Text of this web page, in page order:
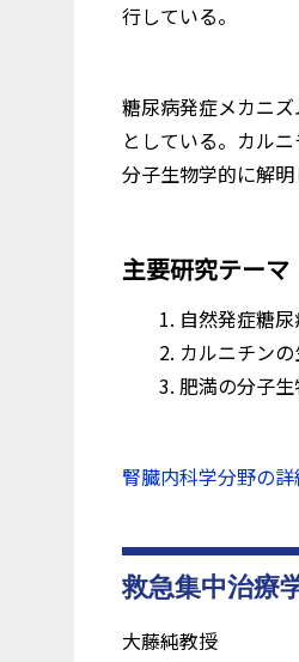
行している。
糖尿病発症メカニ
としている。カル
分子生物学的に解明
主要研究テーマ
自然発症糖
カルニチン
肥満の分子
腎臓内科学分野の
救急集中治療
大藤純教授